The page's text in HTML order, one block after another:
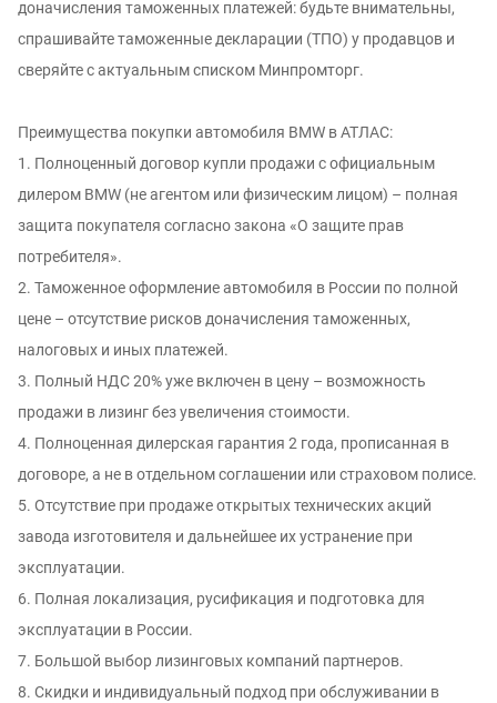
доначисления таможенных платежей: будьте внимательны,
спрашивайте таможенные декларации (ТПО) у продавцов и
сверяйте с актуальным списком Минпромторг.
Преимущества покупки автомобиля BMW в АТЛАС:
1. Полноценный договор купли продажи с официальным
дилером BMW (не агентом или физическим лицом) – полная
защита покупателя согласно закона «О защите прав
потребителя».
2. Таможенное оформление автомобиля в России по полной
цене – отсутствие рисков доначисления таможенных,
налоговых и иных платежей.
3. Полный НДС 20% уже включен в цену – возможность
продажи в лизинг без увеличения стоимости.
4. Полноценная дилерская гарантия 2 года, прописанная в
договоре, а не в отдельном соглашении или страховом полисе.
5. Отсутствие при продаже открытых технических акций
завода изготовителя и дальнейшее их устранение при
эксплуатации.
6. Полная локализация, русификация и подготовка для
эксплуатации в России.
7. Большой выбор лизинговых компаний партнеров.
8. Скидки и индивидуальный подход при обслуживании в